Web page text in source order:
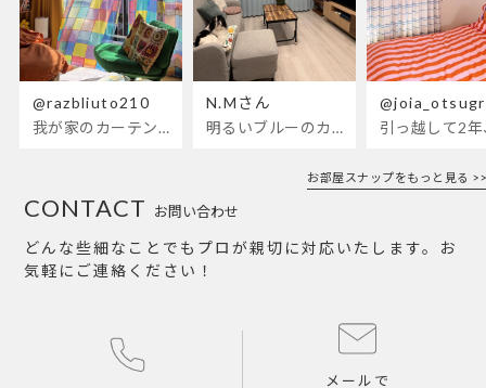
@razbliuto210
我が家のカーテンが新しくなりました🌼早起きが超絶苦手な私が、思わず朝カーテンを開けて光合成するようになったステンドグラスカーテン…！
N.Mさん
明るいブルーのカーテンで、部屋全体が明るく。白を基調とした部屋にぴったりです。
お部屋スナップをもっと見る >>
お問い合わせ
CONTACT
どんな些細なことでもプロが親切に対応いたします。お
気軽にご連絡ください！
メールで